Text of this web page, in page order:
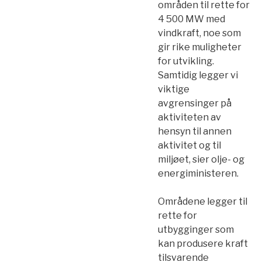
områden til rette for
4 500 MW med
vindkraft, noe som
gir rike muligheter
for utvikling.
Samtidig legger vi
viktige
avgrensinger på
aktiviteten av
hensyn til annen
aktivitet og til
miljøet, sier olje- og
energiministeren.
Områdene legger til
rette for
utbygginger som
kan produsere kraft
tilsvarende